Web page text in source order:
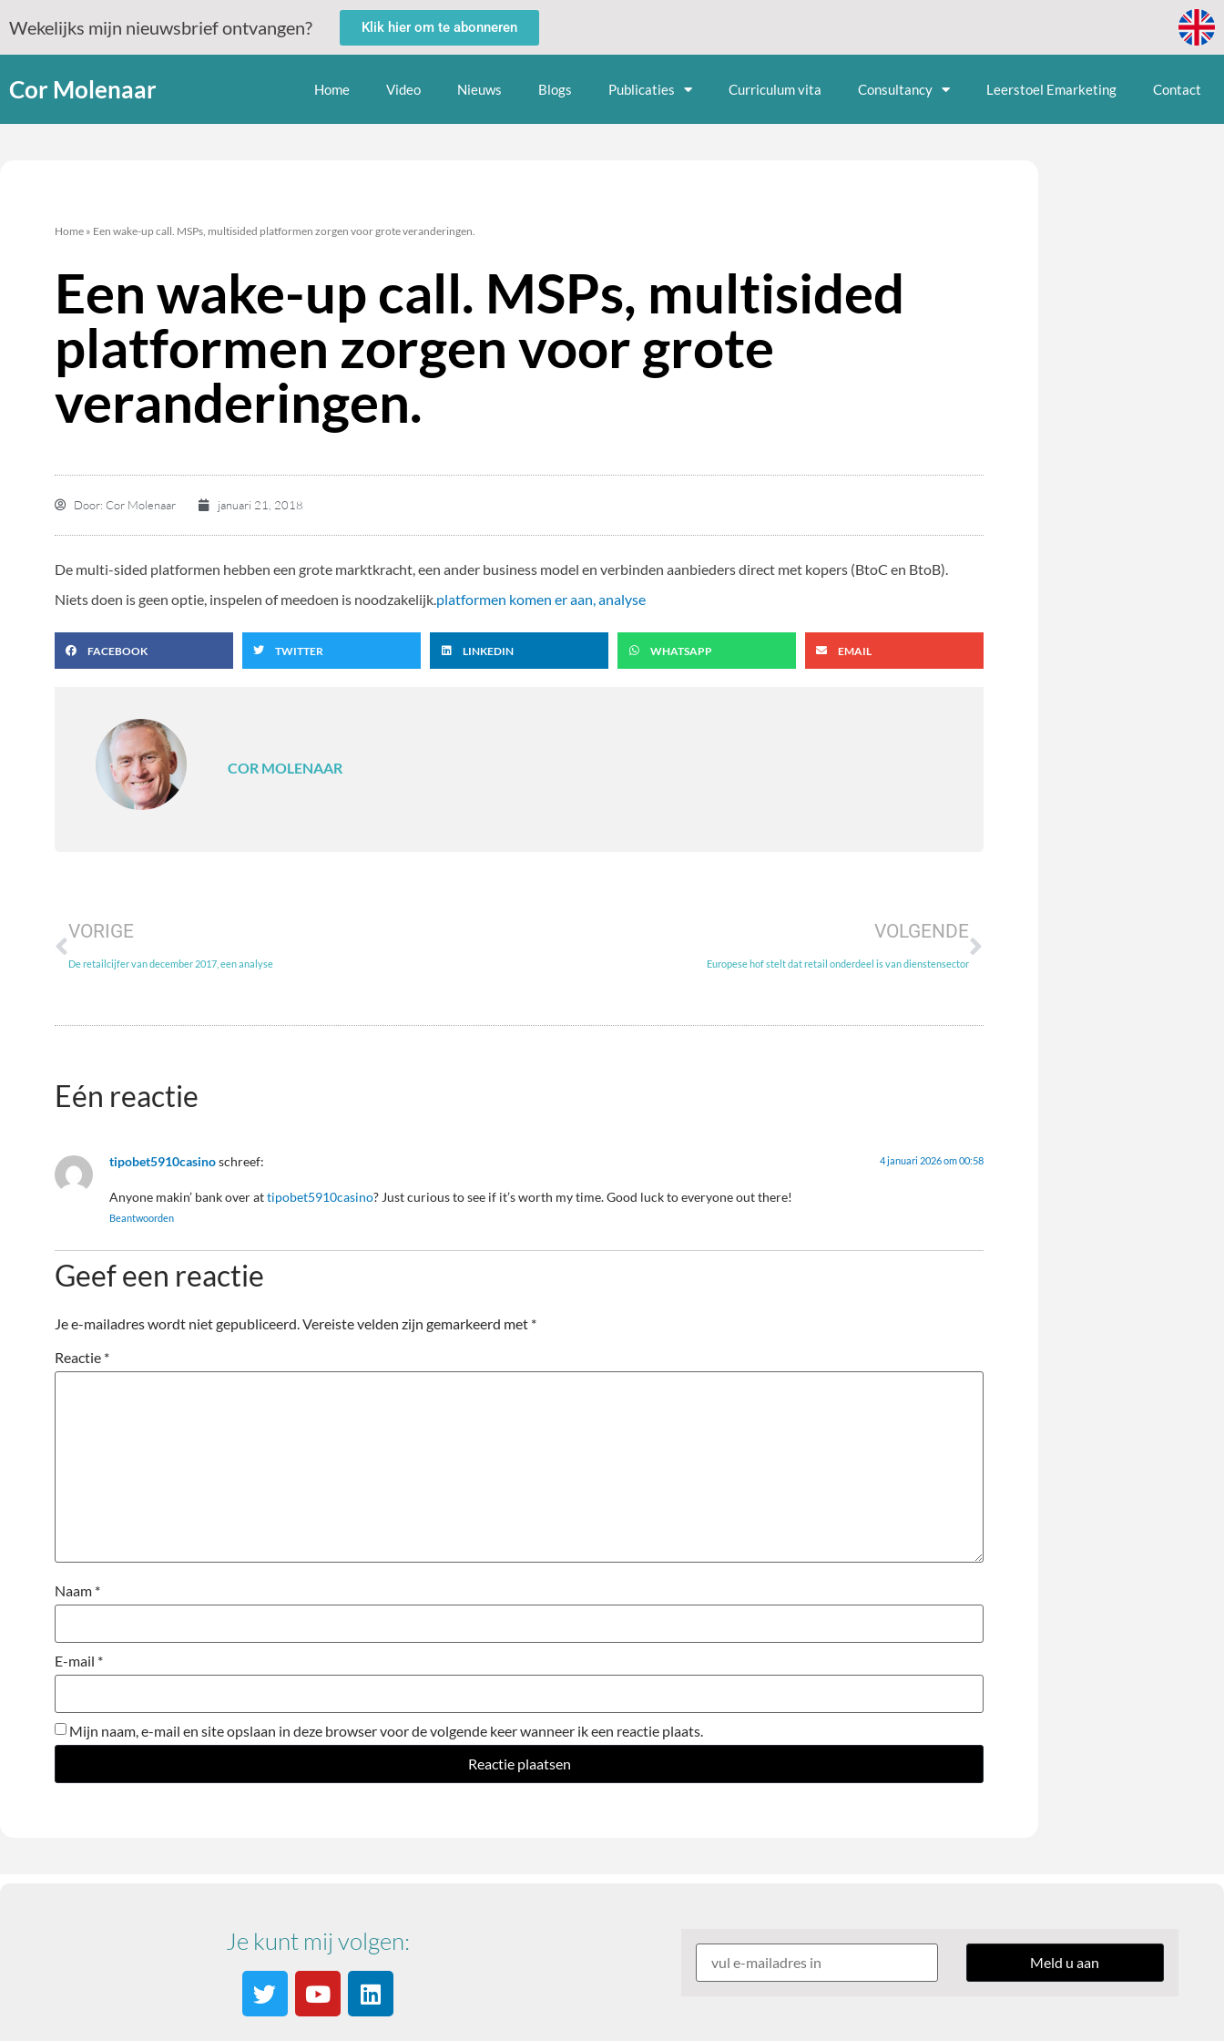
Wekelijks mijn nieuwsbrief ontvangen? Klik hier om te abonneren
Cor Molenaar Home Video Nieuws Blogs Publicaties Curriculum vita Consultancy Leerstoel Emarketing Contact
Home » Een wake-up call. MSPs, multisided platformen zorgen voor grote veranderingen.
Een wake-up call. MSPs, multisided
platformen zorgen voor grote
veranderingen.
Door: Cor Molenaar januari 21, 2018
De multi-sided platformen hebben een grote marktkracht, een ander business model en verbinden aanbieders direct met kopers (BtoC en BtoB).
Niets doen is geen optie, inspelen of meedoen is noodzakelijk.platformen komen er aan, analyse
FACEBOOK TWITTER LINKEDIN WHATSAPP EMAIL
COR MOLENAAR
VORIGE
De retailcijfer van december 2017, een analyse
VOLGENDE
Europese hof stelt dat retail onderdeel is van dienstensector
Eén reactie
tipobet5910casinoschreef: 4 januari 2026 om 00:58
Anyone makin’ bank over attipobet5910casino? Just curious to see if it’s worth my time. Good luck to everyone out there!
Beantwoorden
Geef een reactie
Je e-mailadres wordt niet gepubliceerd.Vereiste velden zijn gemarkeerd met *
Reactie *
Naam *
E-mail *
Mijn naam, e-mail en site opslaan in deze browser voor de volgende keer wanneer ik een reactie plaats.
Je kunt mij volgen: